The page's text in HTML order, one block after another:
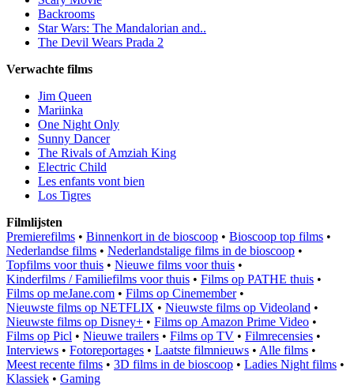
Backrooms
Star Wars: The Mandalorian and..
The Devil Wears Prada 2
Verwachte films
Jim Queen
Mariinka
One Night Only
Sunny Dancer
The Rivals of Amziah King
Electric Child
Les enfants vont bien
Los Tigres
Filmlijsten
Premierefilms • Binnenkort in de bioscoop • Bioscoop top films •
Nederlandse films • Nederlandstalige films in de bioscoop •
Topfilms voor thuis • Nieuwe films voor thuis •
Kinderfilms / Familiefilms voor thuis • Films op PATHE thuis •
Films op meJane.com • Films op Cinemember•
Nieuwste films op NETFLIX • Nieuwste films op Videoland •
Nieuwste films op Disney+ • Films op Amazon Prime Video •
Films op Picl • Nieuwe trailers • Films op TV • Filmrecensies •
Interviews • Fotoreportages • Laatste filmnieuws • Alle films •
Meest recente films • 3D films in de bioscoop • Ladies Night films •
Klassiek • Gaming